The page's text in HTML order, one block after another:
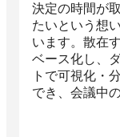
決定の時間が
たいという想
います。散在
ベース化し、
トで可視化・
でき、会議中